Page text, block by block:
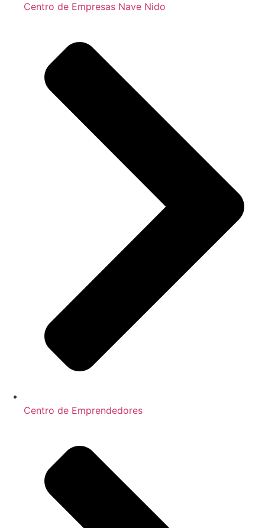
Centro de Empresas Nave Nido
Centro de Emprendedores